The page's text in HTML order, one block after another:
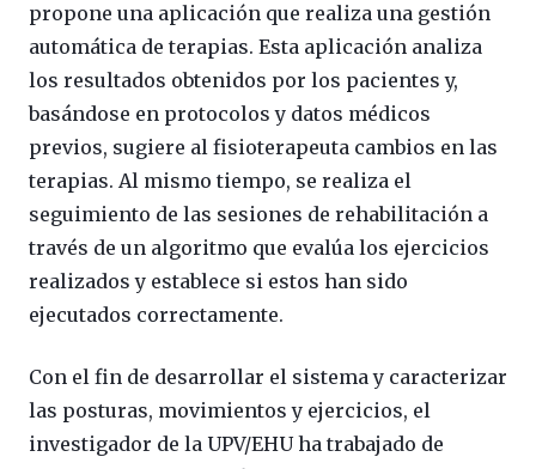
propone una aplicación que realiza una gestión
automática de terapias. Esta aplicación analiza
los resultados obtenidos por los pacientes y,
basándose en protocolos y datos médicos
previos, sugiere al fisioterapeuta cambios en las
terapias. Al mismo tiempo, se realiza el
seguimiento de las sesiones de rehabilitación a
través de un algoritmo que evalúa los ejercicios
realizados y establece si estos han sido
ejecutados correctamente.
Con el fin de desarrollar el sistema y caracterizar
las posturas, movimientos y ejercicios, el
investigador de la UPV/EHU ha trabajado de